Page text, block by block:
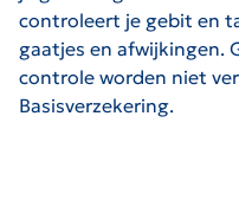
controleert je gebit en
gaatjes en afwijkingen.
controle worden niet
Basisverzekering.